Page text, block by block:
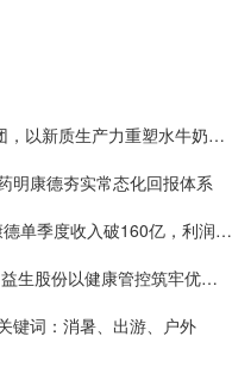
嘉道资本战略入局皇氏集团，以新质生产力重塑水牛奶产业价值
明康德夯实常态化回报体系
One big beautiful！药明康德单季度收入破160亿，利润率首超40%
年内4万套法国种鸡落地：益生股份以健康管控筑牢优质种源竞争壁垒
键词：消暑、出游、户外